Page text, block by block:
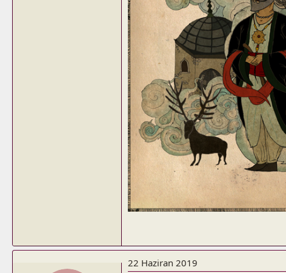
22 Haziran 2019